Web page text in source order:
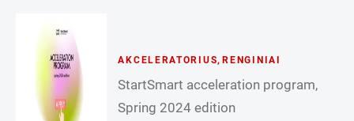
AKCELERATORIUS, RENGINIAI
StartSmart acceleration program,
Spring 2024 edition